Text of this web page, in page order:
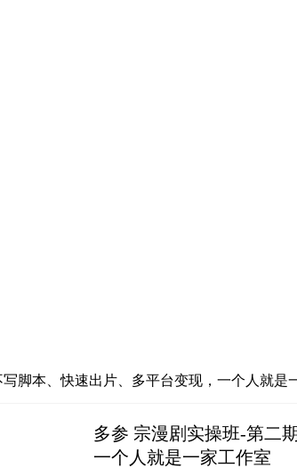
脚本、快速出片、多平台变现，一个人就是
多参 宗漫剧实操班-第二
一个人就是一家工作室